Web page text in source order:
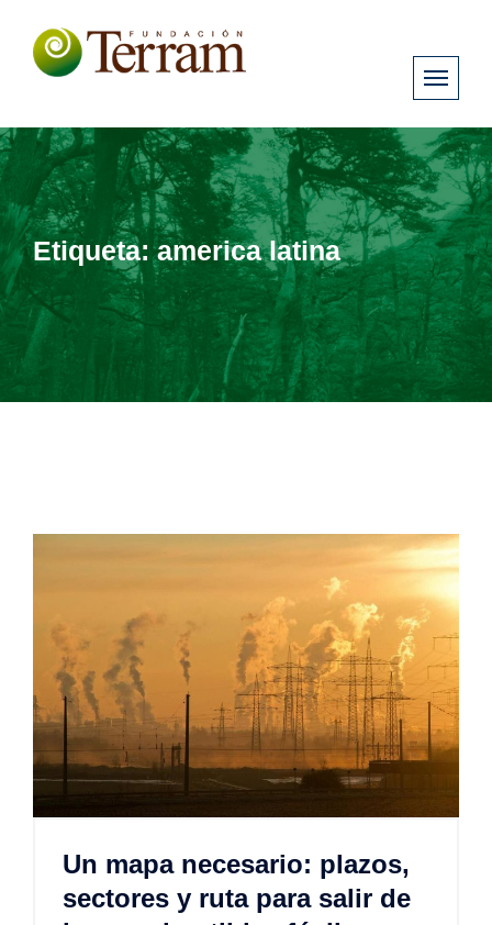
Etiqueta:america latina
Un mapa necesario: plazos,
sectores y ruta para salir de